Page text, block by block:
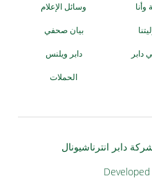
وأنا
دابر
وسائل الإعلام
بيان صحفي
دابر ويلنس
الحملات
دابر انترناشيونال